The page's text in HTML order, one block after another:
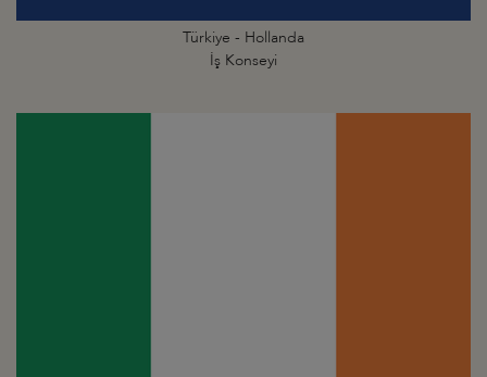
Türkiye - Hollanda
İş Konseyi